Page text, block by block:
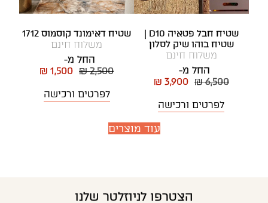
שטיח בוהו שיק לסלון
משלוח חינם
החל מ-
₪ 6,500
₪ 3,900
לפרטים ורכישה
שטיח דאימונד קוסמוס 1712
משלוח חינם
החל מ-
₪ 2,500
₪ 1,500
לפרטים ורכישה
עוד מוצרים
הצטרפו לניוזלטר שלנו